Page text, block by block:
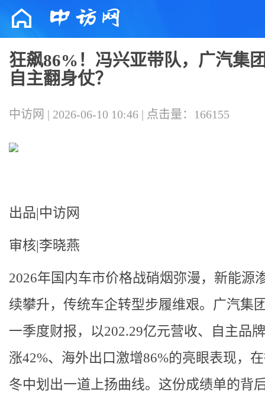
狂飙86%！冯兴亚带队，广汽集
自主翻身仗？
中访网 | 2026-06-10 10:46 | 点击量：166155
出品|中访网
审核|李晓燕
2026年国内车市价格战硝烟弥漫，新能源
续攀升，传统车企转型步履维艰。广汽集
一季度财报，以202.29亿元营收、自主品
涨42%、海外出口激增86%的亮眼表现，
冬中划出一道上扬曲线。这份成绩单的背